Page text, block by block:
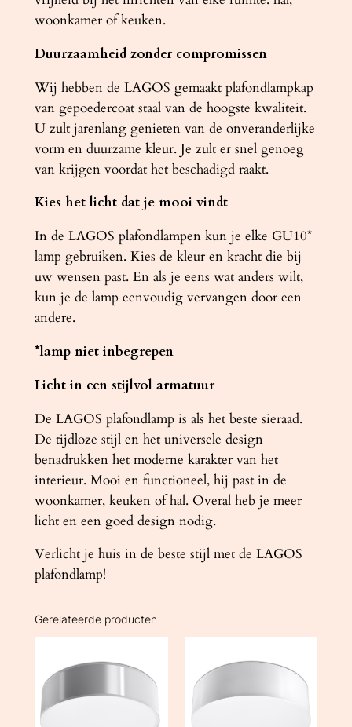
woonkamer of keuken.
Duurzaamheid zonder compromissen
Wij hebben de LAGOS gemaakt plafondlampkap
van gepoedercoat staal van de hoogste kwaliteit.
U zult jarenlang genieten van de onveranderlijke
vorm en duurzame kleur. Je zult er snel genoeg
van krijgen voordat het beschadigd raakt.
Kies het licht dat je mooi vindt
In de LAGOS plafondlampen kun je elke GU10*
lamp gebruiken. Kies de kleur en kracht die bij
uw wensen past. En als je eens wat anders wilt,
kun je de lamp eenvoudig vervangen door een
andere.
*lamp niet inbegrepen
Licht in een stijlvol armatuur
De LAGOS plafondlamp is als het beste sieraad.
De tijdloze stijl en het universele design
benadrukken het moderne karakter van het
interieur. Mooi en functioneel, hij past in de
woonkamer, keuken of hal. Overal heb je meer
licht en een goed design nodig.
Verlicht je huis in de beste stijl met de LAGOS
plafondlamp!
Gerelateerde producten